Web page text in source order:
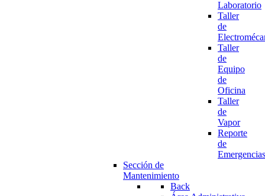
Laboratorio
Taller
de
Taller
de
Equipo
de
Oficina
Taller
de
Vapor
Reporte
de
Emergencias
Sección de
Mantenimiento
Back